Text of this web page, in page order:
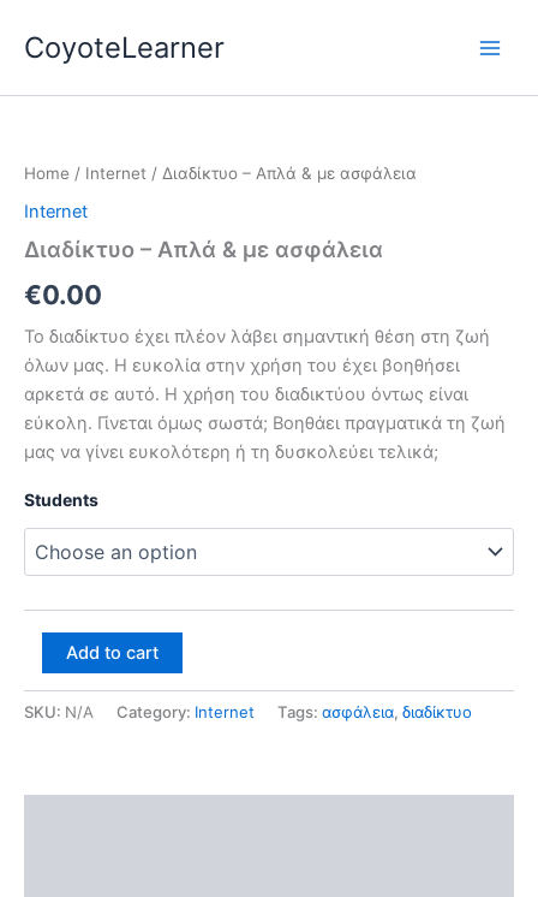
CoyoteLearner
Home / Internet / Διαδίκτυο – Απλά & με ασφάλεια
Internet
Διαδίκτυο – Απλά & με ασφάλεια
€0.00
Το διαδίκτυο έχει πλέον λάβει σημαντική θέση στη ζωή
όλων μας. Η ευκολία στην χρήση του έχει βοηθήσει
αρκετά σε αυτό. Η χρήση του διαδικτύου όντως είναι
εύκολη. Γίνεται όμως σωστά; Βοηθάει πραγματικά τη ζωή
μας να γίνει ευκολότερη ή τη δυσκολεύει τελικά;
Students
&
με
quantity
Add to cart
SKU: N/A Category: Internet Tags: ασφάλεια, διαδίκτυο